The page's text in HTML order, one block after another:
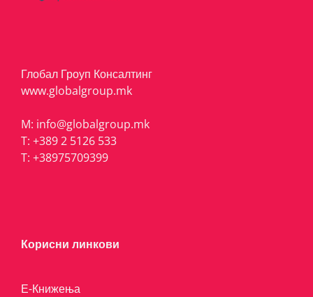
Глобал Гроуп Консалтинг
www.globalgroup.mk
M: info@globalgroup.mk
T: +389 2 5126 533
T: +38975709399
Корисни линкови
Е-Книжења